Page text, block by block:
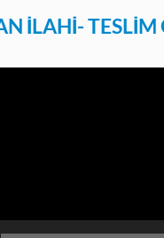
İLAHI-